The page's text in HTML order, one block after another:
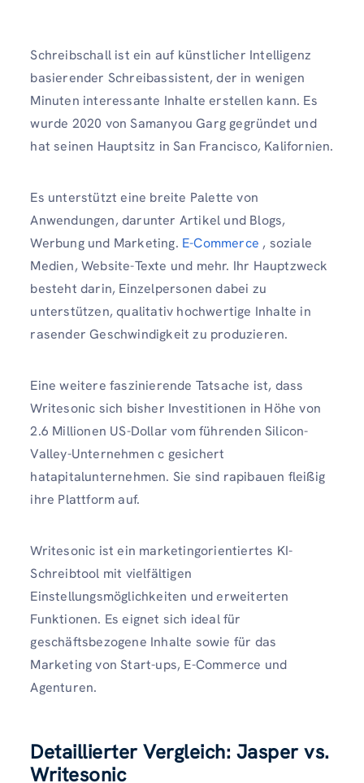
Schreibschall ist ein auf künstlicher Intelligenz
basierender Schreibassistent, der in wenigen
Minuten interessante Inhalte erstellen kann. Es
wurde 2020 von Samanyou Garg gegründet und
hat seinen Hauptsitz in San Francisco, Kalifornien.
Es unterstützt eine breite Palette von
Anwendungen, darunter Artikel und Blogs,
Werbung und Marketing. E-Commerce , soziale
Medien, Website-Texte und mehr. Ihr Hauptzweck
besteht darin, Einzelpersonen dabei zu
unterstützen, qualitativ hochwertige Inhalte in
rasender Geschwindigkeit zu produzieren.
Eine weitere faszinierende Tatsache ist, dass
Writesonic sich bisher Investitionen in Höhe von
2.6 Millionen US-Dollar vom führenden Silicon-
Valley-Unternehmen c gesichert
hatapitalunternehmen. Sie sind rapibauen fleißig
ihre Plattform auf.
Writesonic ist ein marketingorientiertes KI-
Schreibtool mit vielfältigen
Einstellungsmöglichkeiten und erweiterten
Funktionen. Es eignet sich ideal für
geschäftsbezogene Inhalte sowie für das
Marketing von Start-ups, E-Commerce und
Agenturen.
Detaillierter Vergleich: Jasper vs.
Writesonic